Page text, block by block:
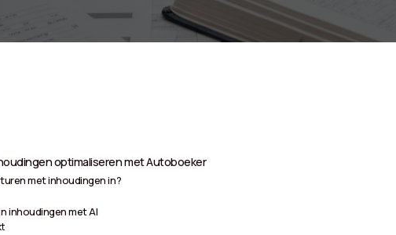
optimaliseren met Autoboeker
met inhoudingen in?
inhoudingen met AI